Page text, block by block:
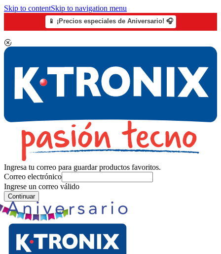
Skip to contentSkip to navigation menu
📱 ¡Precios especiales de Aniversario! 🎧
Ingresa tu correo para guardar productos favoritos.
Correo electrónico
Ingrese un correo válido
Continuar